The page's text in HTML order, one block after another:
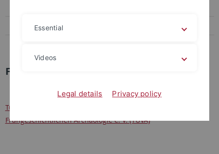
Sammlung
Fördervereine
Tübinger Verein zur Förderung der Ur- und
Frühgeschichtlichen Archäologie e. V. (TÜVA)
Essential
Videos
Legal details Privacy policy